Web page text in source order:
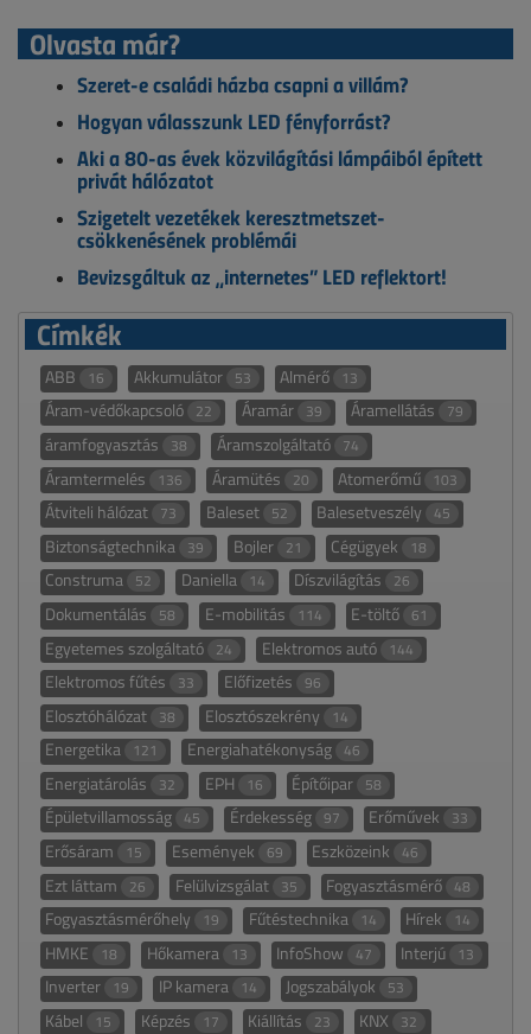
Olvasta már?
Szeret-e családi házba csapni a villám?
Hogyan válasszunk LED fényforrást?
Aki a 80-as évek közvilágítási lámpáiból épített
privát hálózatot
Szigetelt vezetékek keresztmetszet-
csökkenésének problémái
Bevizsgáltuk az „internetes” LED reflektort!
Címkék
ABB 16 Akkumulátor 53 Almérő 13
Áram-védőkapcsoló 22 Áramár 39 Áramellátás 79
áramfogyasztás 38 Áramszolgáltató 74
Áramtermelés 136 Áramütés 20 Atomerőmű 103
Átviteli hálózat 73 Baleset 52 Balesetveszély 45
Biztonságtechnika 39 Bojler 21 Cégügyek 18
Construma 52 Daniella 14 Díszvilágítás 26
Dokumentálás 58 E-mobilitás 114 E-töltő 61
Egyetemes szolgáltató 24 Elektromos autó 144
Elektromos fűtés 33 Előfizetés 96
Elosztóhálózat 38 Elosztószekrény 14
Energetika 121 Energiahatékonyság 46
Energiatárolás 32 EPH 16 Építőipar 58
Épületvillamosság 45 Érdekesség 97 Erőművek 33
Erősáram 15 Események 69 Eszközeink 46
Ezt láttam 26 Felülvizsgálat 35 Fogyasztásmérő 48
Fogyasztásmérőhely 19 Fűtéstechnika 14 Hírek 14
HMKE 18 Hőkamera 13 InfoShow 47 Interjú 13
Inverter 19 IP kamera 14 Jogszabályok 53
Kábel 15 Képzés 17 Kiállítás 23 KNX 32